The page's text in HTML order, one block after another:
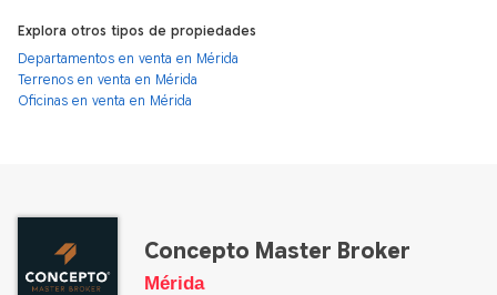
Explora otros tipos de propiedades
Departamentos en venta en Mérida
Terrenos en venta en Mérida
Oficinas en venta en Mérida
Concepto Master Broker
Mérida